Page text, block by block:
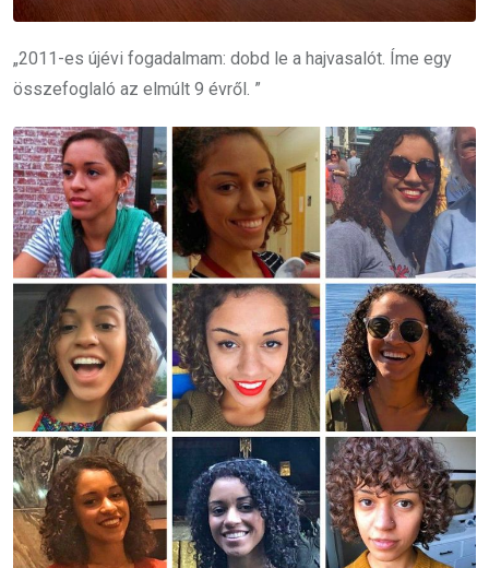
„2011-es újévi fogadalmam: dobd le a hajvasalót. Íme egy
összefoglaló az elmúlt 9 évről. ”